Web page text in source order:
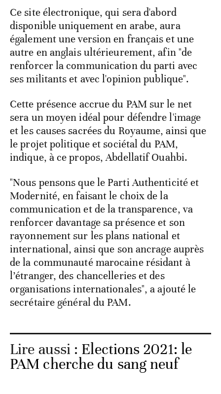
Ce site électronique, qui sera d'abord
disponible uniquement en arabe, aura
également une version en français et une
autre en anglais ultérieurement, afin "de
renforcer la communication du parti avec
ses militants et avec l'opinion publique".
Cette présence accrue du PAM sur le net
sera un moyen idéal pour défendre l'image
et les causes sacrées du Royaume, ainsi que
le projet politique et sociétal du PAM,
indique, à ce propos, Abdellatif Ouahbi.
"Nous pensons que le Parti Authenticité et
Modernité, en faisant le choix de la
communication et de la transparence, va
renforcer davantage sa présence et son
rayonnement sur les plans national et
international, ainsi que son ancrage auprès
de la communauté marocaine résidant à
l’étranger, des chancelleries et des
organisations internationales", a ajouté le
secrétaire général du PAM.
Lire aussi : Elections 2021: le
PAM cherche du sang neuf